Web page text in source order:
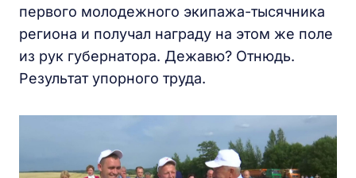
первого молодежного экипажа-тысячника
региона и получал награду на этом же поле
из рук губернатора. Дежавю? Отнюдь.
Результат упорного труда.